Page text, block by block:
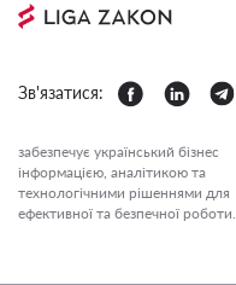
Зв'язатися:
забезпечує український бізнес
інформацією, аналітикою та
технологічними рішеннями для
ефективної та безпечної роботи.